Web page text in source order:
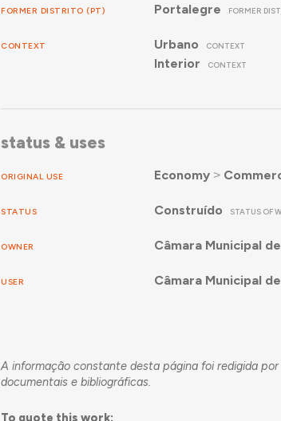
FORMER DISTRITO (PT) Portalegre FORMER
CONTEXT Urbano CONTEXT
Interior CONTEXT
status & uses
ORIGINAL USE Economy˃
STATUS Construído STATUS OF
OWNER Câmara Municipal
USER Câmara Municipal
A informação constante desta página foi redigida
documentais e bibliográficas.